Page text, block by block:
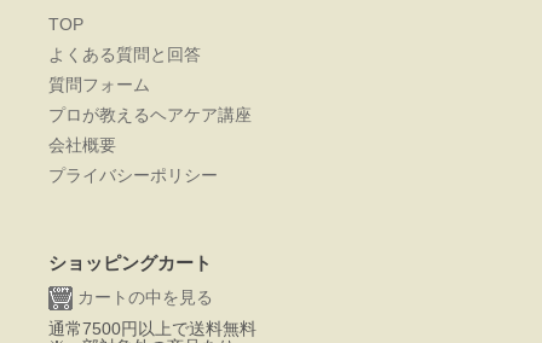
TOP
よくある質問と回答
質問フォーム
プロが教えるヘアケア講座
会社概要
プライバシーポリシー
ショッピングカート
カートの中を見る
通常7500円以上で送料無料